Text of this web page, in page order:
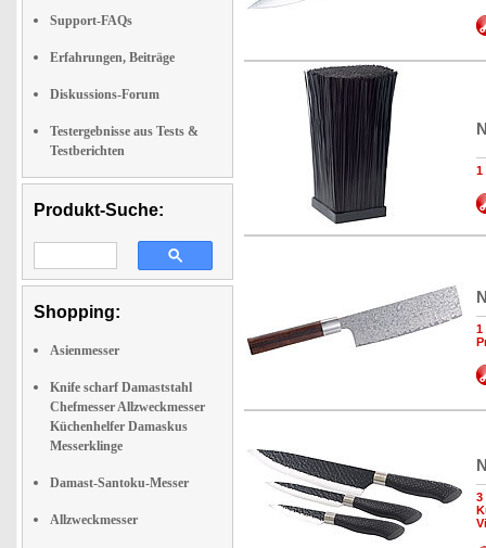
Support-FAQs
Erfahrungen, Beiträge
Diskussions-Forum
Testergebnisse aus Tests &
Testberichten
Produkt-Suche:
Shopping:
Asienmesser
Knife scharf Damaststahl
Chefmesser Allzweckmesser
Küchenhelfer Damaskus
Messerklinge
Damast-Santoku-Messer
Allzweckmesser
1
1
3